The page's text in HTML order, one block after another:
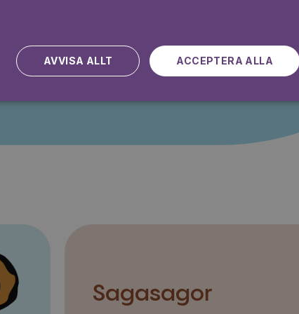
Sagasagor
ACCEPTERA ALLA
AVVISA ALLT